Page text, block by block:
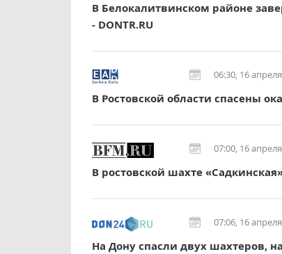
В Белокалитвинском районе
- DONTR.RU
06:30, 16
В Ростовской области спасены
07:00, 16
В ростовской шахте
07:06, 16
На Дону спасли двух шахтеров,